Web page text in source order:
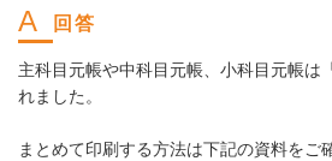
主科目元帳や中科目元帳、小科目元帳は
れました。
まとめて印刷する方法は下記の資料をご